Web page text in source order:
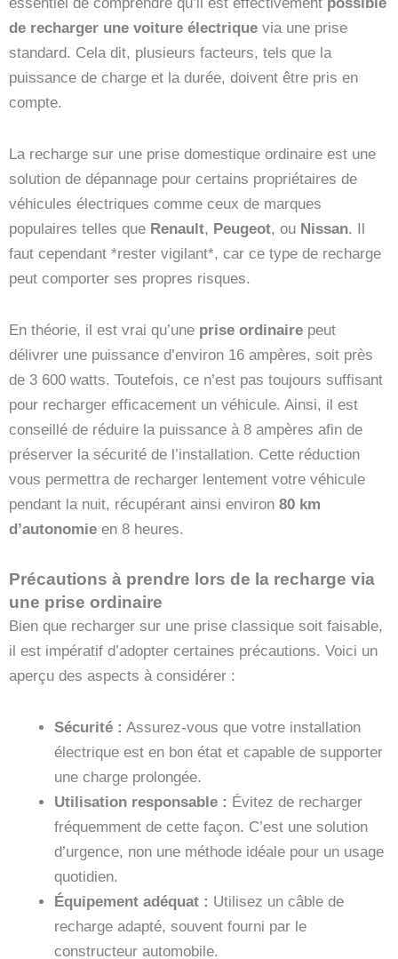
de recharger une voiture électrique via une prise
standard. Cela dit, plusieurs facteurs, tels que la
puissance de charge et la durée, doivent être pris en
compte.
La recharge sur une prise domestique ordinaire est une
solution de dépannage pour certains propriétaires de
véhicules électriques comme ceux de marques
populaires telles que Renault, Peugeot, ou Nissan. Il
faut cependant *rester vigilant*, car ce type de recharge
peut comporter ses propres risques.
En théorie, il est vrai qu’une prise ordinaire peut
délivrer une puissance d’environ 16 ampères, soit près
de 3 600 watts. Toutefois, ce n’est pas toujours suffisant
pour recharger efficacement un véhicule. Ainsi, il est
conseillé de réduire la puissance à 8 ampères afin de
préserver la sécurité de l’installation. Cette réduction
vous permettra de recharger lentement votre véhicule
pendant la nuit, récupérant ainsi environ 80 km
d’autonomie en 8 heures.
Précautions à prendre lors de la recharge via
une prise ordinaire
Bien que recharger sur une prise classique soit faisable,
il est impératif d’adopter certaines précautions. Voici un
aperçu des aspects à considérer :
Sécurité : Assurez-vous que votre installation
électrique est en bon état et capable de supporter
une charge prolongée.
Utilisation responsable : Évitez de recharger
fréquemment de cette façon. C’est une solution
d’urgence, non une méthode idéale pour un usage
quotidien.
Équipement adéquat : Utilisez un câble de
recharge adapté, souvent fourni par le
constructeur automobile.